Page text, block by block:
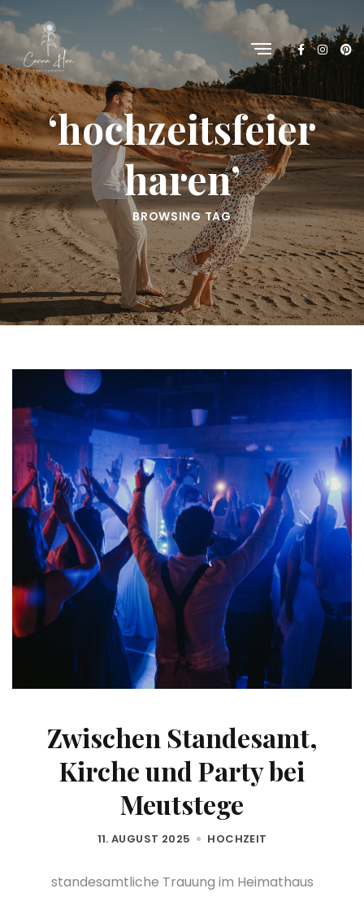
‘hochzeitsfeier
haren’
BROWSING TAG
Zwischen Standesamt,
Kirche und Party bei
Meutstege
11. AUGUST 2025 HOCHZEIT
standesamtliche Trauung im Heimathaus